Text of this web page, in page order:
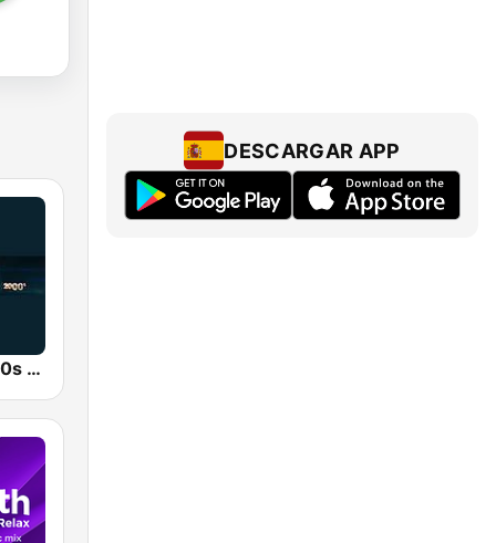
80s 90s 2000s Super Hits
DESCARGAR APP